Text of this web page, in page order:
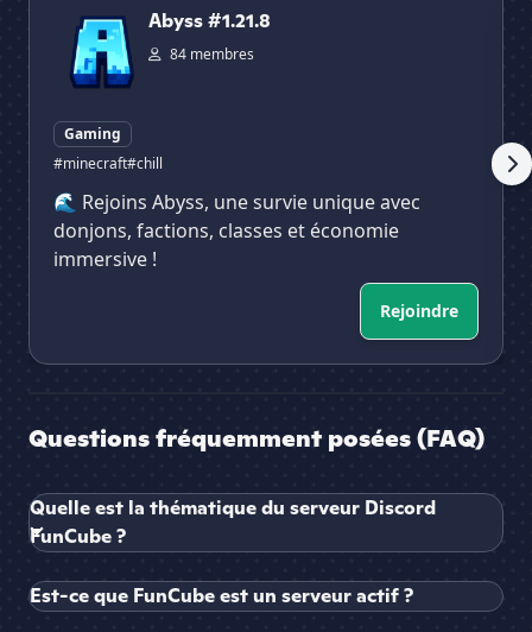
Abyss #1.21.8
84 membres
Gaming
#minecraft#chill
🌊 Rejoins Abyss, une survie unique avec
donjons, factions, classes et économie
immersive !
Rejoindre
Questions fréquemment posées (FAQ)
Quelle est la thématique du serveur Discord
FunCube ?
Est-ce que FunCube est un serveur actif ?